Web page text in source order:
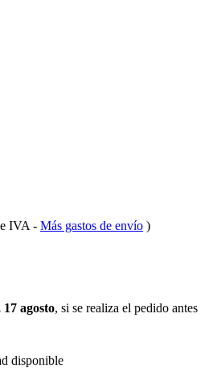
IVA - Más gastos de envío )
agosto, si se realiza el pedido antes
disponible